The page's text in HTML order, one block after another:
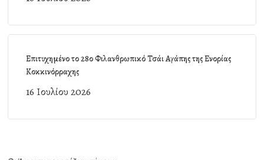
Επιτυχημένο το 28ο Φιλανθρωπικό Τσάι Αγάπης της Ενορίας
Κοκκινόρραχης
16 Ιουλίου 2026